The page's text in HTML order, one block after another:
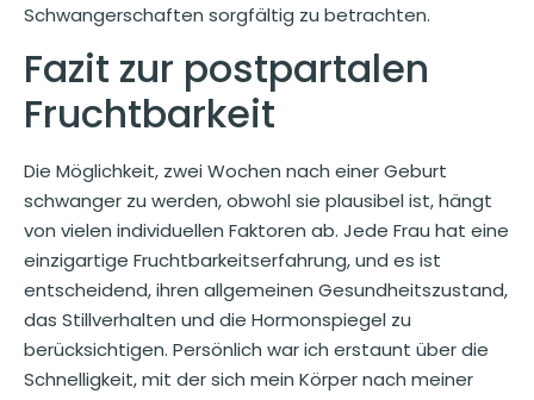
Schwangerschaften sorgfältig zu betrachten.
Fazit zur postpartalen
Fruchtbarkeit
Die Möglichkeit, zwei Wochen nach einer Geburt
schwanger zu werden, obwohl sie plausibel ist, hängt
von vielen individuellen Faktoren ab. Jede Frau hat eine
einzigartige Fruchtbarkeitserfahrung, und es ist
entscheidend, ihren allgemeinen Gesundheitszustand,
das Stillverhalten und die Hormonspiegel zu
berücksichtigen. Persönlich war ich erstaunt über die
Schnelligkeit, mit der sich mein Körper nach meiner